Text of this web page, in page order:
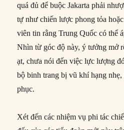
quá đủ để buộc Jakarta phải
tự như chiến lược phong tỏa
viên tin rằng Trung Quốc có thể
Nhìn từ góc độ này, ý tưởng mở
ạt, chưa nói đến việc lực lượng
bộ binh trang bị vũ khí hạng
phục.
Xét đến các nhiệm vụ phi tác